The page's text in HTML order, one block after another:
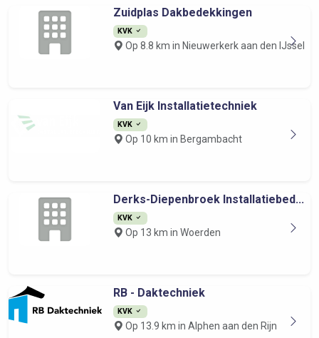
Zuidplas Dakbedekkingen
KVK
Op 8.8 km in Nieuwerkerk aan den IJssel
Van Eijk Installatietechniek
KVK
Op 10 km in Bergambacht
Derks-Diepenbroek Installatiebed...
KVK
Op 13 km in Woerden
RB - Daktechniek
KVK
Op 13.9 km in Alphen aan den Rijn